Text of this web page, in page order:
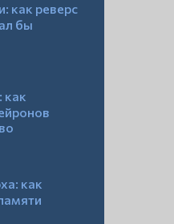
как реверс
бы
как
как